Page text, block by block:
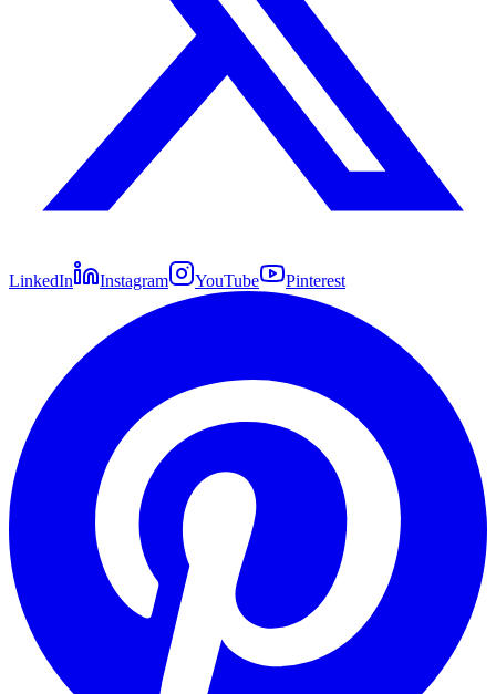
LinkedIn Instagram YouTube Pinterest